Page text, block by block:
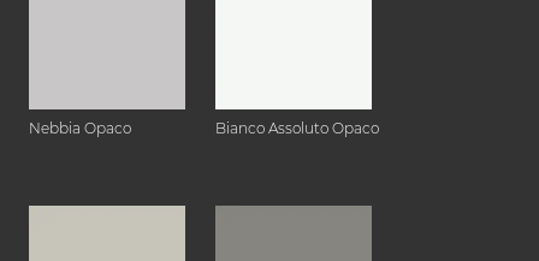
Nebbia Opaco Bianco Assoluto Opaco